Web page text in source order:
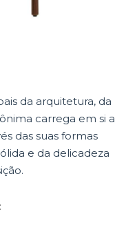
da arquitetura, da
carrega em si a
das suas formas
e da delicadeza